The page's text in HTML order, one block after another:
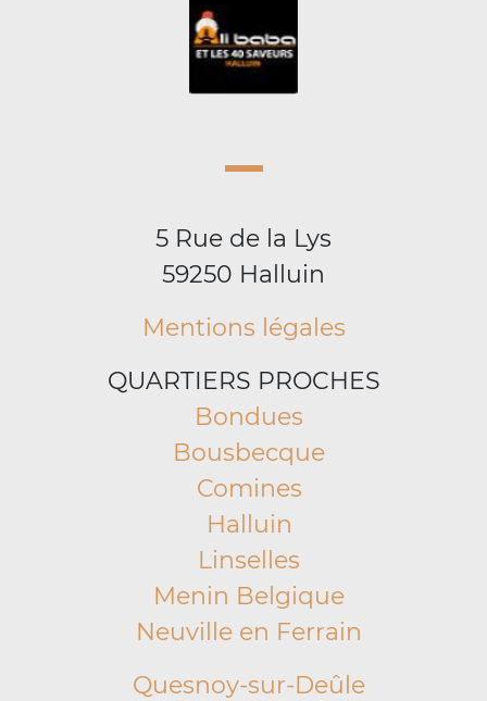
5 Rue de la Lys
59250 Halluin
Mentions légales
QUARTIERS PROCHES
Bondues
Bousbecque
Comines
Halluin
Linselles
Menin Belgique
Neuville en Ferrain
Quesnoy-sur-Deûle